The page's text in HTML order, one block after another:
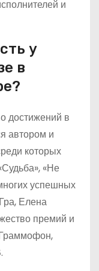
и
у
в
достижений в
автором и
которых
«Не
успешных
Елена
премий и